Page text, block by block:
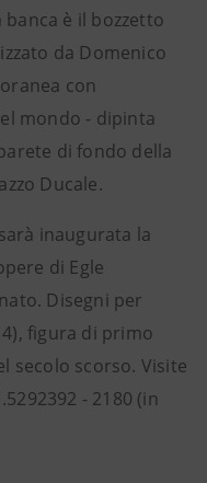
è il bozzetto
da Domenico
con
mondo - dipinta
di fondo della
Ducale.
inaugurata la
di Egle
Disegni per
figura di primo
secolo scorso. Visite
- 2180 (in